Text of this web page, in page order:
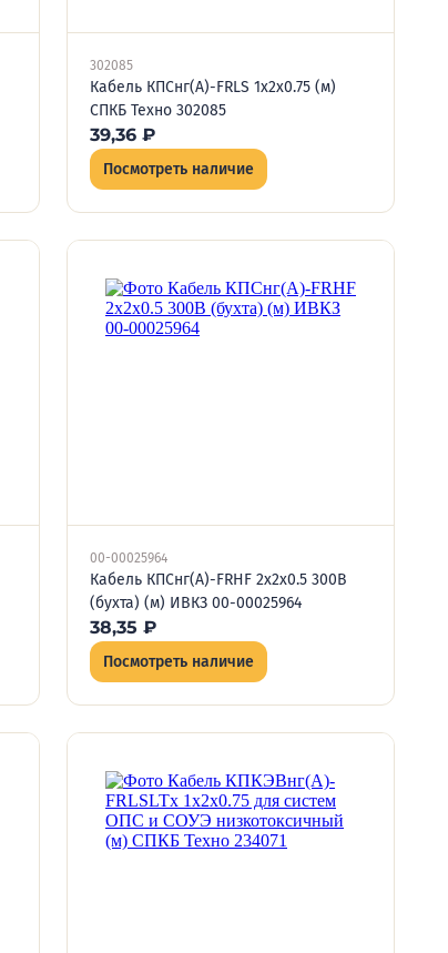
302085
Кабель КПСнг(А)-FRLS 1х2х0.75 (м)
СПКБ Техно 302085
39,36 ₽
Посмотреть наличие
00-00025964
Кабель КПСнг(А)-FRHF 2х2х0.5 300В
(бухта) (м) ИВКЗ 00-00025964
38,35 ₽
Посмотреть наличие